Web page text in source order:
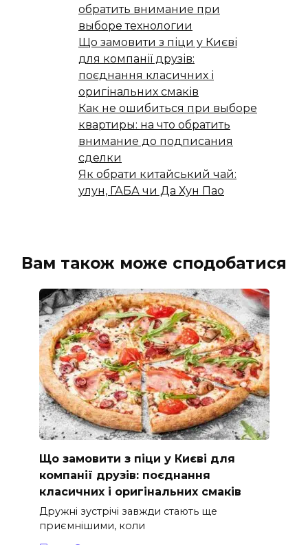
обратить внимание при
выборе технологии
Що замовити з піци у Києві
для компанії друзів:
поєднання класичних і
оригінальних смаків
Как не ошибиться при выборе
квартиры: на что обратить
внимание до подписания
сделки
Як обрати китайський чай:
улун, ГАБА чи Да Хун Пао
Вам також може сподобатися
Що замовити з піци у Києві для
компанії друзів: поєднання
класичних і оригінальних смаків
Дружні зустрічі завжди стають ще
приємнішими, коли